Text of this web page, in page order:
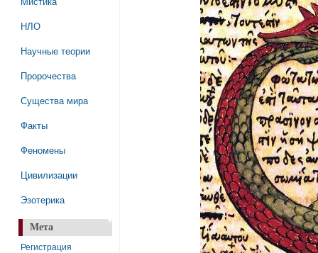
НЛО
Научные теории
Пророчества
Существа мира
Факты
Феномены
Цивилизации
Эзотерика
Мета
Регистрация